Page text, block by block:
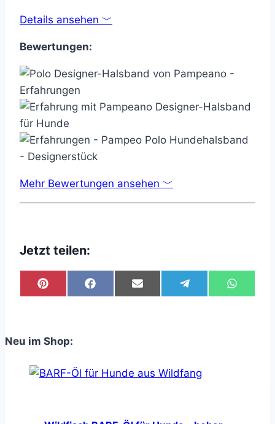
Details ansehen ﹀
Bewertungen:
Mehr Bewertungen ansehen ﹀
Jetzt teilen:
Share
on
Share
on
Share
on
Share
on
Share
on
Neu im Shop: